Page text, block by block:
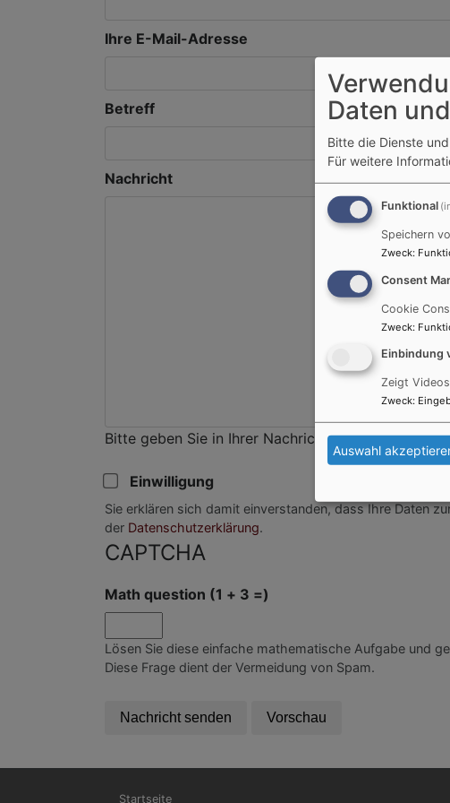
Ihre E-Mail-Adresse
Betreff
Nachricht
Bitte geben Sie in Ihrer Nachricht keine Links oder
Einwilligung
Sie erklären sich damit einverstanden, dass Ihre Daten
der Datenschutzerklärung.
CAPTCHA
Math question (1 + 3 =)
Lösen Sie diese einfache mathematische Aufgabe und
Diese Frage dient der Vermeidung von Spam.
Hauptnavigation
Startseite
Daten
Bitte die Dienste
Für weitere
Funktional
Speichern
Zweck:
Consent
Cookie
Zweck:
Einbindung
Zeigt
Zweck:
Auswahl